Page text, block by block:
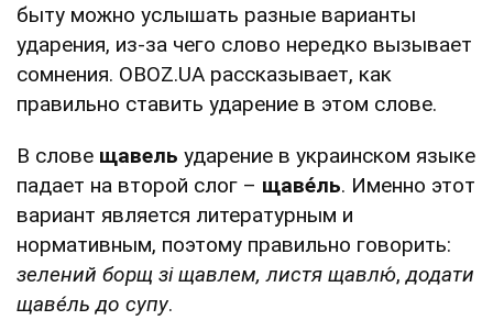
быту можно услышать разные варианты
ударения, из-за чего слово нередко вызывает
сомнения. OBOZ.UA рассказывает, как
правильно ставить ударение в этом слове.
В слове щавель ударение в украинском языке
падает на второй слог – щаве́ль. Именно этот
вариант является литературным и
нормативным, поэтому правильно говорить:
зелений борщ зі щавлем, листя щавлю́,додати
щаве́ль до супу.